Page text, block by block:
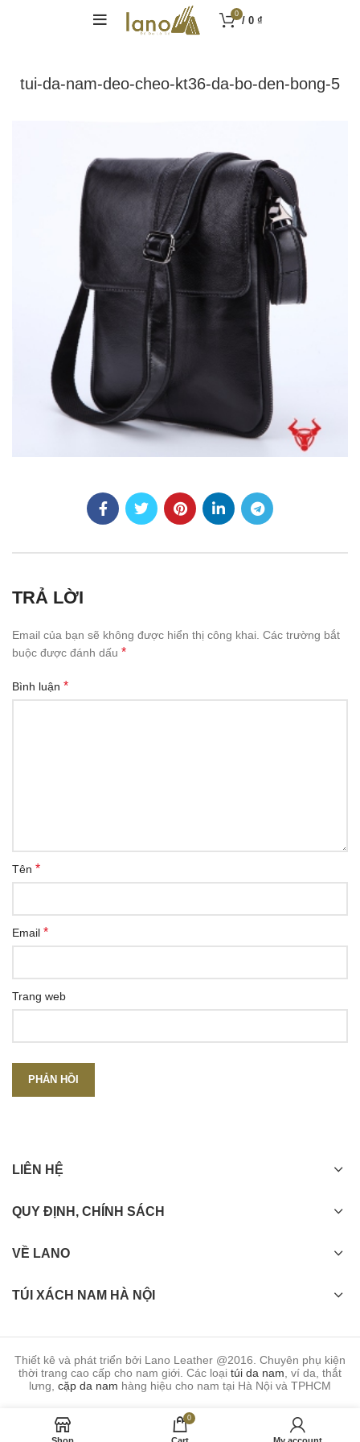
0
/ 0 ₫
tui-da-nam-deo-cheo-kt36-da-bo-den-bong-5
TRẢ LỜI
Email của bạn sẽ không được hiển thị công khai. Các trường bắt
buộc được đánh dấu *
Bình luận *
Tên *
Email *
Trang web
LIÊN HỆ
QUY ĐỊNH, CHÍNH SÁCH
VỀ LANO
TÚI XÁCH NAM HÀ NỘI
Thiết kê và phát triển bởi Lano Leather @2016. Chuyên phụ kiện
thời trang cao cấp cho nam giới. Các loại túi da nam, ví da, thắt
lưng, cặp da nam hàng hiệu cho nam tại Hà Nội và TPHCM
0